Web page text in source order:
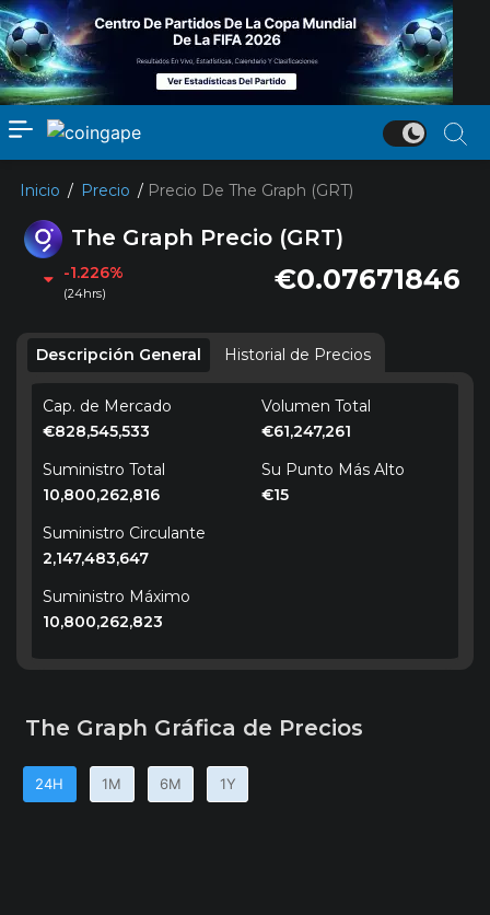
Inicio / Precio / Precio De The Graph (GRT)
The Graph Precio (GRT)
-1.226%
(24hrs) €0.07671846
Descripción General Historial de Precios
Cap. de Mercado
€828,545,533
Suministro Total
10,800,262,816
Volumen Total
€61,247,261
Su Punto Más Alto
€15
Suministro Circulante
2,147,483,647
Suministro Máximo
10,800,262,823
The Graph Gráfica de Precios
24H 1M 6M 1Y